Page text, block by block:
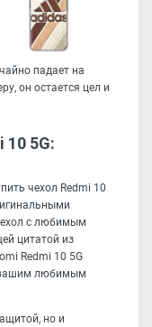
падает на
он остается цел и
10 5G:
чехол Redmi 10
с любимым
цитатой из
Redmi 10 5G
вашим любимым
но и